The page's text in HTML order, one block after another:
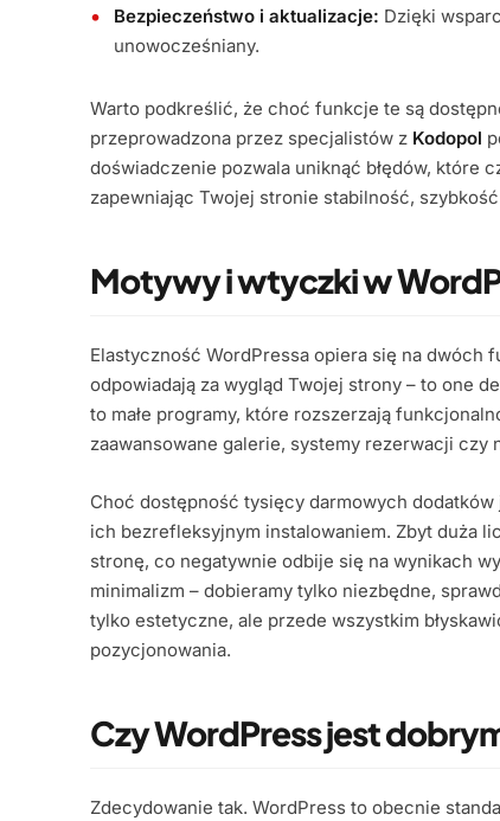
Bezpieczeństwo i aktualizacje: Dzięki
unowocześniany.
Warto podkreślić, że choć funkcje te są
przeprowadzona przez specjalistów z Kodopol
doświadczenie pozwala uniknąć błędów, które
zapewniając Twojej stronie stabilność,
Motywy i wtyczki w
Elastyczność WordPressa opiera się na dwóch
odpowiadają za wygląd Twojej strony – to one
to małe programy, które rozszerzają
zaawansowane galerie, systemy rezerwacji czy
Choć dostępność tysięcy darmowych
ich bezrefleksyjnym instalowaniem. Zbyt duża
stronę, co negatywnie odbije się na wynikach
minimalizm – dobieramy tylko niezbędne,
tylko estetyczne, ale przede wszystkim
pozycjonowania.
Czy WordPress jest
Zdecydowanie tak. WordPress to obecnie